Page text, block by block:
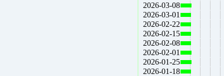
2026-03-08
2026-03-01
2026-02-22
2026-02-15
2026-02-08
2026-02-01
2026-01-25
2026-01-18